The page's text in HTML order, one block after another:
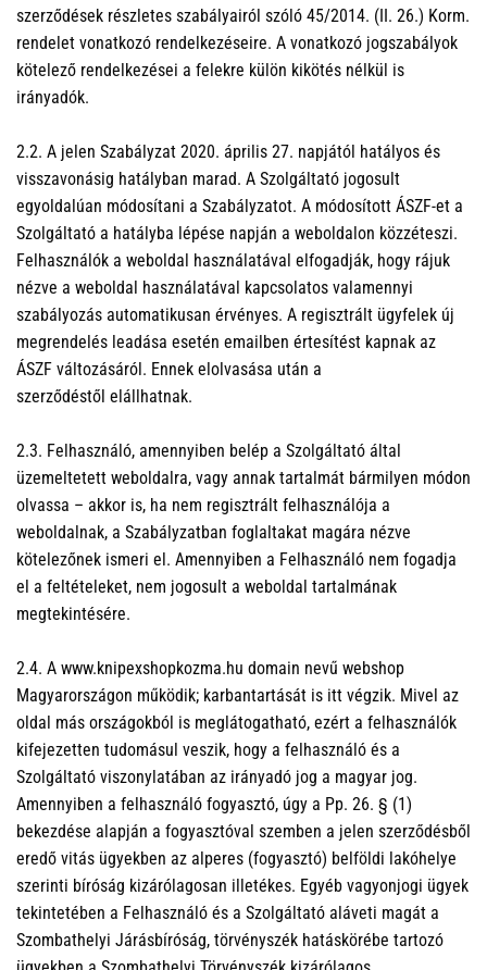
szerződések részletes szabályairól szóló 45/2014. (II. 26.) Korm.
rendelet vonatkozó rendelkezéseire. A vonatkozó jogszabályok
kötelező rendelkezései a felekre külön kikötés nélkül is
irányadók.
2.2. A jelen Szabályzat 2020. április 27. napjától hatályos és
visszavonásig hatályban marad. A Szolgáltató jogosult
egyoldalúan módosítani a Szabályzatot. A módosított ÁSZF-et a
Szolgáltató a hatályba lépése napján a weboldalon közzéteszi.
Felhasználók a weboldal használatával elfogadják, hogy rájuk
nézve a weboldal használatával kapcsolatos valamennyi
szabályozás automatikusan érvényes. A regisztrált ügyfelek új
megrendelés leadása esetén emailben értesítést kapnak az
ÁSZF változásáról. Ennek elolvasása után a
szerződéstől elállhatnak.
2.3. Felhasználó, amennyiben belép a Szolgáltató által
üzemeltetett weboldalra, vagy annak tartalmát bármilyen módon
olvassa – akkor is, ha nem regisztrált felhasználója a
weboldalnak, a Szabályzatban foglaltakat magára nézve
kötelezőnek ismeri el. Amennyiben a Felhasználó nem fogadja
el a feltételeket, nem jogosult a weboldal tartalmának
megtekintésére.
2.4. A www.knipexshopkozma.hu domain nevű webshop
Magyarországon működik; karbantartását is itt végzik. Mivel az
oldal más országokból is meglátogatható, ezért a felhasználók
kifejezetten tudomásul veszik, hogy a felhasználó és a
Szolgáltató viszonylatában az irányadó jog a magyar jog.
Amennyiben a felhasználó fogyasztó, úgy a Pp. 26. § (1)
bekezdése alapján a fogyasztóval szemben a jelen szerződésből
eredő vitás ügyekben az alperes (fogyasztó) belföldi lakóhelye
szerinti bíróság kizárólagosan illetékes. Egyéb vagyonjogi ügyek
tekintetében a Felhasználó és a Szolgáltató aláveti magát a
Szombathelyi Járásbíróság, törvényszék hatáskörébe tartozó